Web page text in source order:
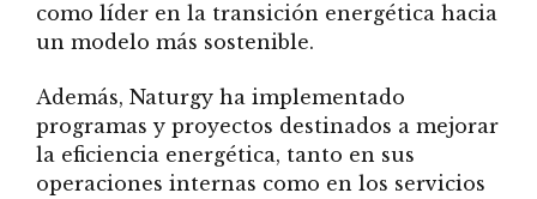
como líder en la transición energética hacia
un modelo más sostenible.
Además, Naturgy ha implementado
programas y proyectos destinados a mejorar
la eficiencia energética, tanto en sus
operaciones internas como en los servicios